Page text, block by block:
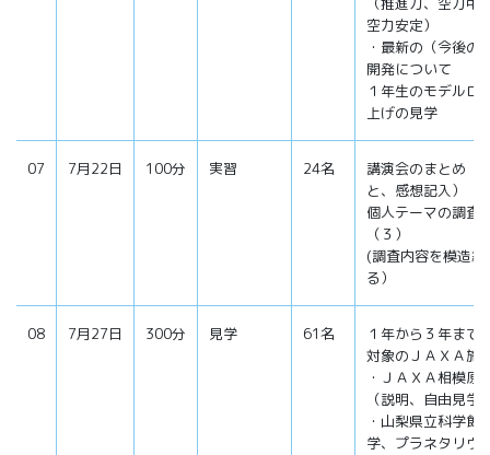
空力安定）
・最新の（今後の
開発について
１年生のモデルロ
上げの見学
07 7月22日 100分 実習 24名
講演会のまとめ（
と、感想記入）
個人テーマの調査
（３）
(調査内容を模造
る）
08 7月27日 300分 見学 61名
１年から３年まで
対象のＪＡＸＡ施
・ＪＡＸＡ相模原
（説明、自由見学
・山梨県立科学館
学、プラネタリウ